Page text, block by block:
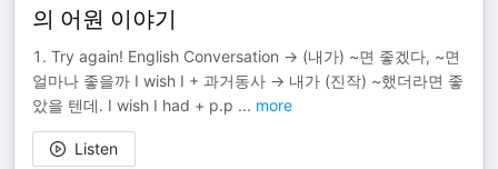
의 어원 이야기
1. Try again! English Conversation → (내가) ~면 좋겠다, ~면
얼마나 좋을까 I wish I + 과거동사 → 내가 (진작) ~했더라면 좋
았을 텐데. I wish I had + p.p ... more
Listen